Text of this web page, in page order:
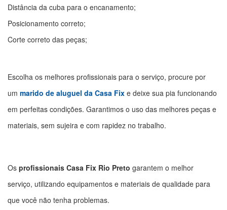
Distância da cuba para o encanamento;
Posicionamento correto;
Corte correto das peças;
Escolha os melhores profissionais para o serviço, procure por
um marido de aluguel da Casa Fix e deixe sua pia funcionando
em perfeitas condições. Garantimos o uso das melhores peças e
materiais, sem sujeira e com rapidez no trabalho.
Os profissionais Casa Fix Rio Preto garantem o melhor
serviço, utilizando equipamentos e materiais de qualidade para
que você não tenha problemas.